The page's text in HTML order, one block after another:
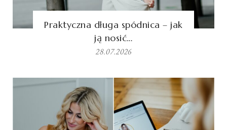
Praktyczna długa spódnica – jak
ją nosić…
28.07.2026